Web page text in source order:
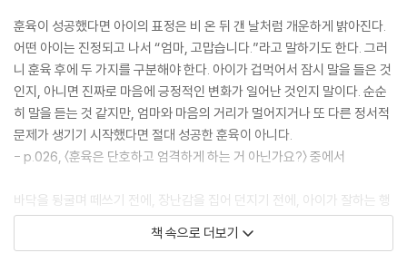
훈육이 성공했다면 아이의 표정은 비 온 뒤 갠 날처럼 개운하게 밝아진다.
어떤 아이는 진정되고 나서 “엄마, 고맙습니다.”라고 말하기도 한다. 그러
니 훈육 후에 두 가지를 구분해야 한다. 아이가 겁먹어서 잠시 말을 들은 것
인지, 아니면 진짜로 마음에 긍정적인 변화가 일어난 것인지 말이다. 순순
히 말을 듣는 것 같지만, 엄마와 마음의 거리가 멀어지거나 또 다른 정서적
문제가 생기기 시작했다면 절대 성공한 훈육이 아니다.
- p.026, 〈훈육은 단호하고 엄격하게 하는 거 아닌가요?〉 중에서
바닥을 뒹굴며 떼쓰기 전에, 장난감을 집어 던지기 전에, 아이가 잘하는 행
동을 찾아 반응해 주어야 한다. 문제 행동이 사라지길 바란다면 꼭 해 주어
야 하는 말이다. “장난감으로 즐겁게 잘 노네.”, “과자 봉지를 휴지통에 잘
책 속으로 더보기